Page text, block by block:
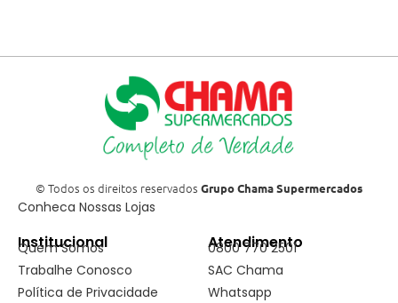
© Todos os direitos reservados Grupo Chama Supermercados
Conheca Nossas Lojas
Institucional
Quem Somos
Trabalhe Conosco
Política de Privacidade
Atendimento
0800 770 2501
SAC Chama
Whatsapp